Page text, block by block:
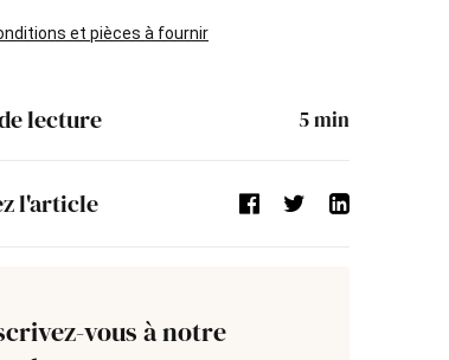
et pièces à fournir
lecture 5min
l'article
vous à notre